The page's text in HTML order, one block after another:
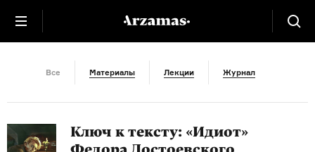
Ключ к тексту
Все Материалы Лекции Журнал
Ключ к тексту: «Идиот»